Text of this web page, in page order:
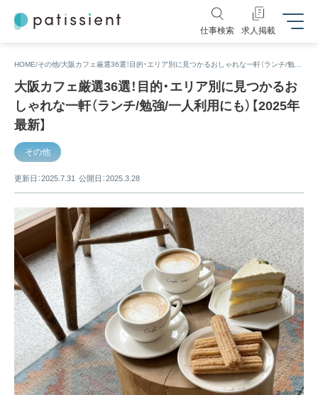
仕事検索 求人掲載
HOME その他
大阪カフェ厳選36選！目的・エリア別に見つかるお
しゃれな一軒（ランチ/勉強/一人利用にも）【2025年
最新】
その他
更新日：2025.7.31 公開日：2025.3.28